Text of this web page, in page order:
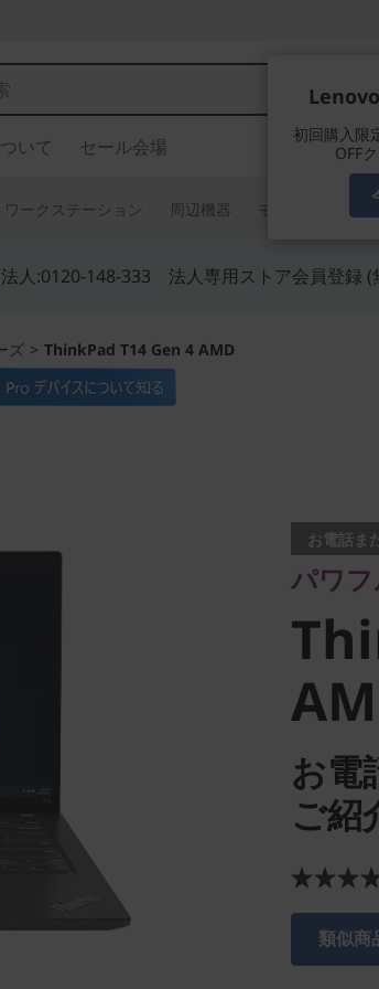
初回購入限
OFF
いて セール会場
ワークステーション 周辺機器 モニター タ
人:0120-148-333 法人専用ストア会員登録 (
ズ > ThinkPad T14 Gen 4 AMD
お電話ま
パワ
お電
ご紹
類似商